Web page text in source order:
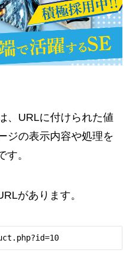
、URLに付けられた値
ジの表示内容や処理を
。
があります。
https://example.com/product.php?id=10